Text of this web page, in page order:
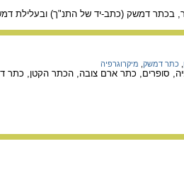
בכתר דמשק (כתב-יד של התנ"ך) ובעלילת
כתר דמשק מיקרוגרפיה
סופרים, כתר ארם צובה, הכתר הקטן, כתר